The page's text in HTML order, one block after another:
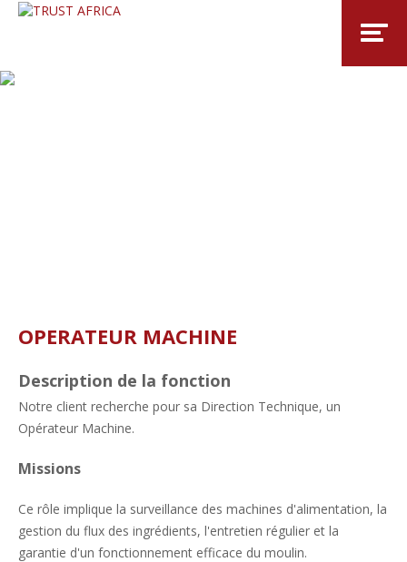
OPERATEUR MACHINE
Description de la fonction
Notre client recherche pour sa Direction Technique, un
Opérateur Machine.
Missions
Ce rôle implique la surveillance des machines d'alimentation, la
gestion du flux des ingrédients, l'entretien régulier et la
garantie d'un fonctionnement efficace du moulin.